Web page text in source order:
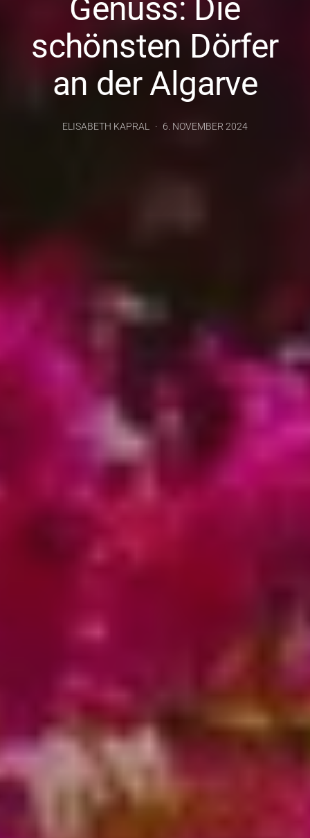
Genuss: Die
schönsten Dörfer
an der Algarve
ELISABETH KAPRAL 6. NOVEMBER 2024